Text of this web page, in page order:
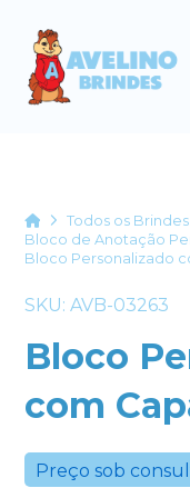
HomeTodos os Brindes
Bloco de Anotação
Bloco Personalizado
SKU: AVB-03263
Bloco
com
Preço sob
+55